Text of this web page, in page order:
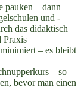
pauken – dann
und -
das didaktisch
Praxis
– es bleibt
– so
bevor man einen